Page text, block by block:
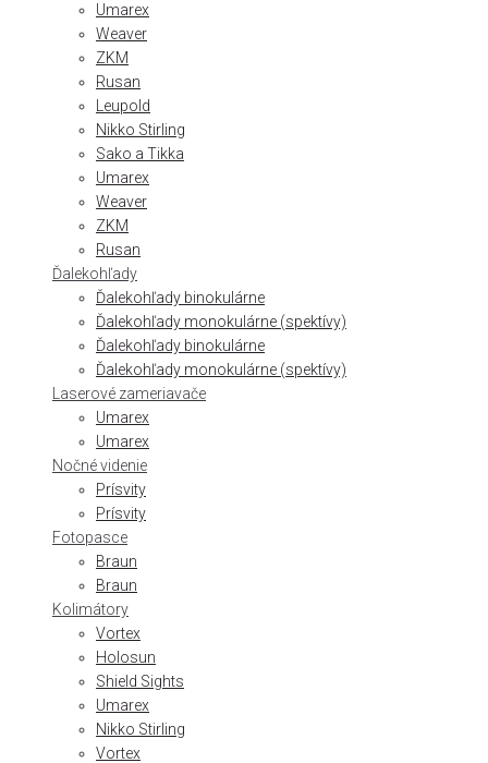
Umarex
Weaver
ZKM
Rusan
Leupold
Nikko Stirling
Sako a Tikka
Umarex
Weaver
ZKM
Rusan
Ďalekohľady
Ďalekohľady binokulárne
Ďalekohľady monokulárne (spektívy)
Ďalekohľady binokulárne
Ďalekohľady monokulárne (spektívy)
Laserové zameriavače
Umarex
Umarex
Nočné videnie
Prísvity
Prísvity
Fotopasce
Braun
Braun
Kolimátory
Vortex
Holosun
Shield Sights
Umarex
Nikko Stirling
Vortex